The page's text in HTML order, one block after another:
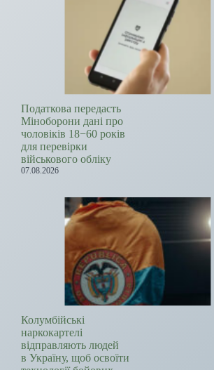
Податкова передасть
Міноборони дані про
чоловіків 18−60 років
для перевірки
військового обліку
07.08.2026
Колумбійські
наркокартелі
відправляють людей
в Україну, щоб освоїти